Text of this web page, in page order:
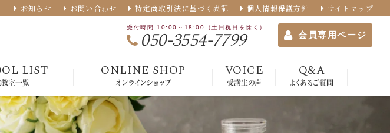
お知らせ お問い合わせ 特定商取引法に基づく表記 個人情報保護方針 サイトマップ
受付時間 10:00～18:00（土日祝日を除く）
050-3554-7799 会員専用ページ
LIST
室一覧
ONLINE SHOP
オンラインショップ
VOICE
受講生の声
Q&A
よくあるご質問